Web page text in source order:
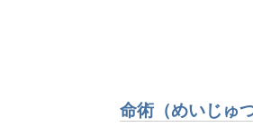
命術（めいじゅつ